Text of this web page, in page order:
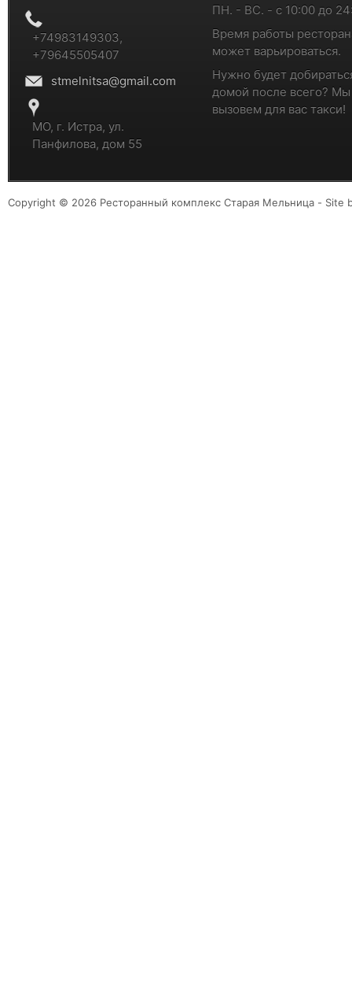
+74983149303,
+79645505407
stmelnitsa@gmail.com
МО, г. Истра, ул.
Панфилова, дом 55
ПН. - ВС. - с 10:00 до
Время работы
может варьироваться.
Нужно будет
домой после всего? Мы
вызовем для вас такси!
Copyright © 2026 Ресторанный комплекс Старая Мельница - Site